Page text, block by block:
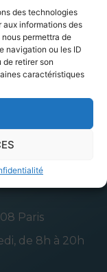
des technologies
informations des
permettra de
navigation ou les ID
de retirer son
caractéristiques
Paris
de 8h à 20h